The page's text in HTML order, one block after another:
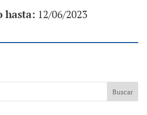
hasta: 12/06/2023